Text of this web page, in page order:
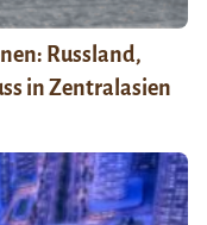
Russland,
in Zentralasien